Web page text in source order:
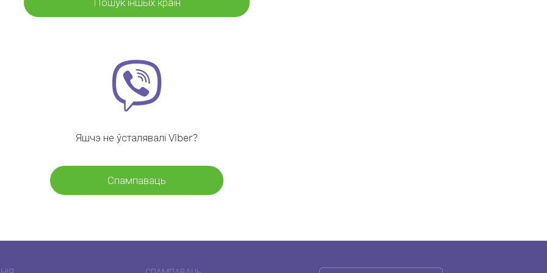
Яшчэ не ўсталявалі Viber?
Спампаваць